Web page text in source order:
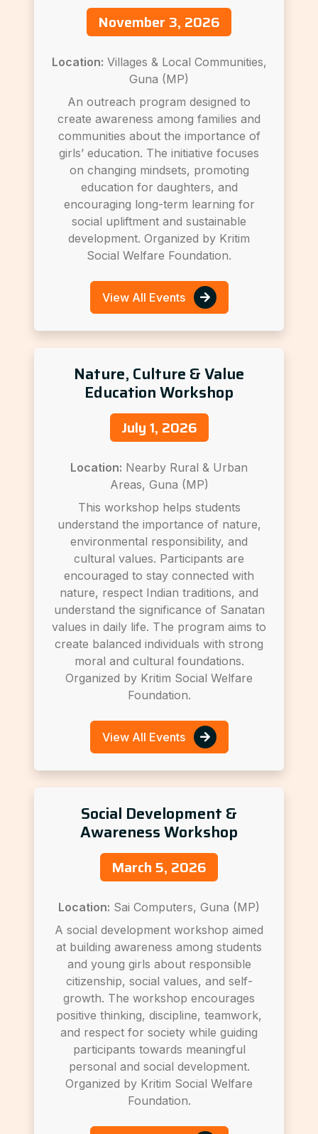
November 3, 2026
Location: Villages & Local Communities,
Guna (MP)
An outreach program designed to
create awareness among families and
communities about the importance of
girls’ education. The initiative focuses
on changing mindsets, promoting
education for daughters, and
encouraging long-term learning for
social upliftment and sustainable
development. Organized by Kritim
Social Welfare Foundation.
View All Events
Nature, Culture & Value
Education Workshop
July 1, 2026
Location: Nearby Rural & Urban
Areas, Guna (MP)
This workshop helps students
understand the importance of nature,
environmental responsibility, and
cultural values. Participants are
encouraged to stay connected with
nature, respect Indian traditions, and
understand the significance of Sanatan
values in daily life. The program aims to
create balanced individuals with strong
moral and cultural foundations.
Organized by Kritim Social Welfare
Foundation.
View All Events
Social Development &
Awareness Workshop
March 5, 2026
Location: Sai Computers, Guna (MP)
A social development workshop aimed
at building awareness among students
and young girls about responsible
citizenship, social values, and self-
growth. The workshop encourages
positive thinking, discipline, teamwork,
and respect for society while guiding
participants towards meaningful
personal and social development.
Organized by Kritim Social Welfare
Foundation.